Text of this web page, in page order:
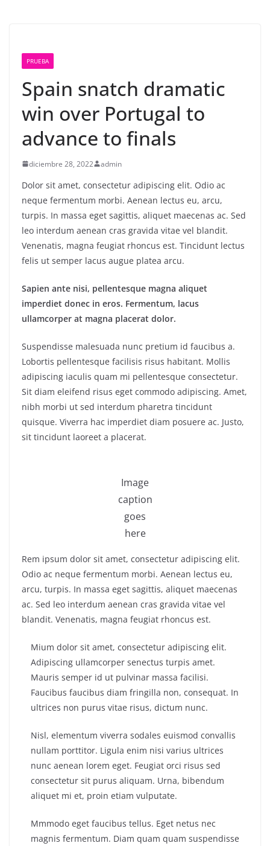
PRUEBA
Spain snatch dramatic
win over Portugal to
advance to finals
diciembre 28, 2022 admin
Dolor sit amet, consectetur adipiscing elit. Odio ac
neque fermentum morbi. Aenean lectus eu, arcu,
turpis. In massa eget sagittis, aliquet maecenas ac. Sed
leo interdum aenean cras gravida vitae vel blandit.
Venenatis, magna feugiat rhoncus est. Tincidunt lectus
felis ut semper lacus augue platea arcu.
Sapien ante nisi, pellentesque magna aliquet
imperdiet donec in eros. Fermentum, lacus
ullamcorper at magna placerat dolor.
Suspendisse malesuada nunc pretium id faucibus a.
Lobortis pellentesque facilisis risus habitant. Mollis
adipiscing iaculis quam mi pellentesque consectetur.
Sit diam eleifend risus eget commodo adipiscing. Amet,
nibh morbi ut sed interdum pharetra tincidunt
quisque. Viverra hac imperdiet diam posuere ac. Justo,
sit tincidunt laoreet a placerat.
Image
caption
goes
here
Rem ipsum dolor sit amet, consectetur adipiscing elit.
Odio ac neque fermentum morbi. Aenean lectus eu,
arcu, turpis. In massa eget sagittis, aliquet maecenas
ac. Sed leo interdum aenean cras gravida vitae vel
blandit. Venenatis, magna feugiat rhoncus est.
Mium dolor sit amet, consectetur adipiscing elit.
Adipiscing ullamcorper senectus turpis amet.
Mauris semper id ut pulvinar massa facilisi.
Faucibus faucibus diam fringilla non, consequat. In
ultrices non purus vitae risus, dictum nunc.
Nisl, elementum viverra sodales euismod convallis
nullam porttitor. Ligula enim nisi varius ultrices
nunc aenean lorem eget. Feugiat orci risus sed
consectetur sit purus aliquam. Urna, bibendum
aliquet mi et, proin etiam vulputate.
Mmmodo eget faucibus tellus. Eget netus nec
magnis fermentum. Diam quam quam suspendisse